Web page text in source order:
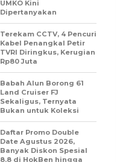
UMKO Kini
Dipertanyakan
Terekam CCTV, 4 Pencuri
Kabel Penangkal Petir
TVRI Diringkus, Kerugian
Rp80 Juta
Babah Alun Borong 61
Land Cruiser FJ
Sekaligus, Ternyata
Bukan untuk Koleksi
Daftar Promo Double
Date Agustus 2026,
Banyak Diskon Spesial
8.8 di HokBen hingga